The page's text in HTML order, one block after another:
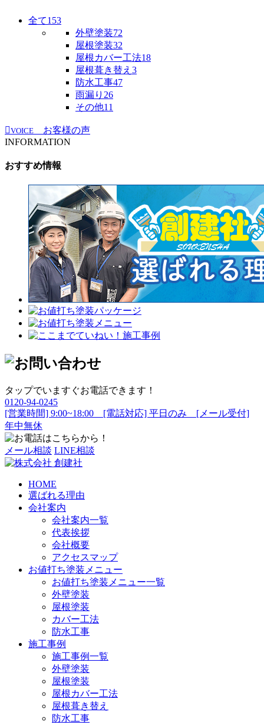
全て153
外壁塗装72
屋根塗装32
屋根カバー工法18
屋根葺き替え 3
防水工事47
雨漏り 26
その他11
VOICE
お客様の声
INFORMATION
おすすめ情報
タップでいますぐお電話できます！
0120-94-0245
[営業時間] 9:00~18:00 [電話対応] 平日のみ [メール受付]
年中無休
メール相談 LINE相談
HOME
選ばれる理由
会社案内
会社案内一覧
代表挨拶
会社概要
アクセスマップ
お値打ち塗装メニュー
お値打ち塗装メニュー一覧
外壁塗装
屋根塗装
カバー工法
防水工事
施工事例
施工事例一覧
外壁塗装
屋根塗装
屋根カバー工法
屋根葺き替え
防水工事